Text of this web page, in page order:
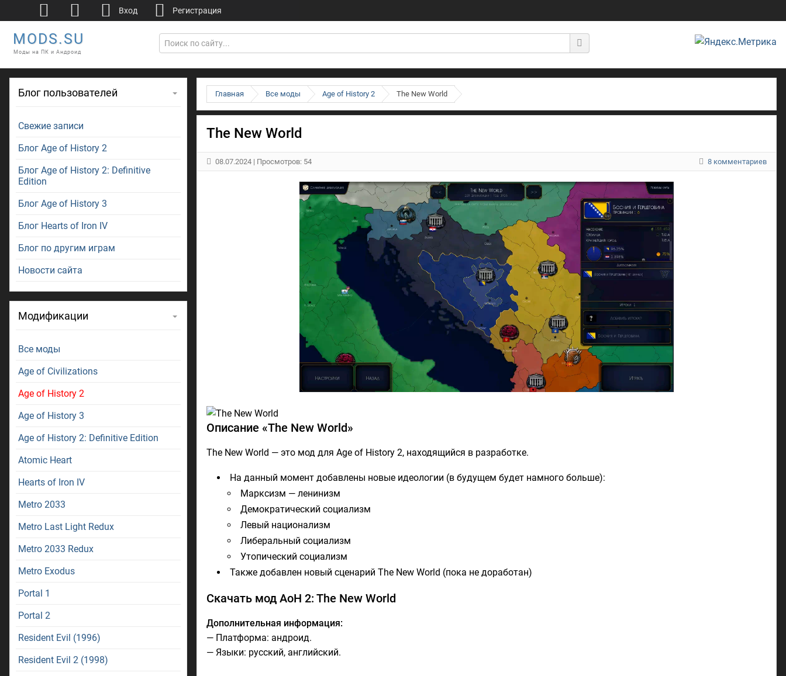
MODS.SU
Моды на ПК и Андроид
Главная Все моды Age of History 2 The New World
The New World
08.07.2024 | Просмотров: 54 8 комментариев
Описание «The New World»
The New World — это мод для Age of History 2, находящийся в разработке.
На данный момент добавлены новые идеологии (в будущем будет намного больше):
Марксизм — ленинизм
Демократический социализм
Левый национализм
Либеральный социализм
Утопический социализм
Также добавлен новый сценарий The New World (пока не доработан)
Скачать мод AoH 2: The New World
Дополнительная информация:
— Платформа: андроид.
— Языки: русский, английский.
Блог пользователей
Свежие записи
Блог Age of History 2
Блог Age of History 2: Definitive
Edition
Блог Age of History 3
Блог Hearts of Iron IV
Блог по другим играм
Новости сайта
Модификации
Все моды
Age of Civilizations
Age of History 2
Age of History 3
Age of History 2: Definitive Edition
Atomic Heart
Hearts of Iron IV
Metro 2033
Metro Last Light Redux
Metro 2033 Redux
Metro Exodus
Portal 1
Portal 2
Resident Evil (1996)
Resident Evil 2 (1998)
Вход Регистрация